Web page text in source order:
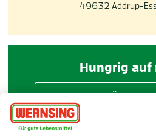
49632 Addrup-
Hungrig auf
WIR BLICKEN ÜBER